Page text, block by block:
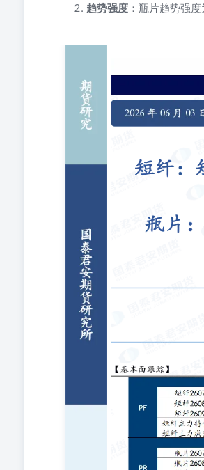
趋势强度 ：瓶片趋势强度
号：
货偏强震荡，主力合约PF07收
贸易商优惠亦缩小，半光1.4D
均产销76%，部分工厂产销：
期货上涨，聚酯瓶片工厂局部
弱、偏弱、中性、偏强、强，-
任何地区、国家、城市或其它
泰君安期货客户中的专业投资
资、法律、会计或税务建议，
作出投资决定并自主承担投资
执业资格或相当的专业胜任能
载的观点并不代表本公司或任
对该等信息的准确性、完整性
本报告所指的期货标的的价格
观点和分析方法，本公司可发
报告所含信息保持在最新状态
更新或修改。 本报告中所指的
司、本公司员工或者关联机构
致的任何直接或间接损失或与
工或者关联机构无关。市场有
以取代自己的判断。在决定投
有，未经书面许可，任何机构
的范围内使用，并注明出处为
修改。若本公司以外的其他个